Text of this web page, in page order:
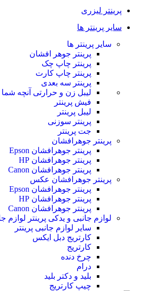
پرینتر لیزری
سایر پرینتر ها
سایر پرینتر ها
پرینتر جوهر افشان
پرینتر چاپ چک
پرینتر چاپ کارت
پرینتر سه بعدی
لیبل زن و حرارتی آنچه
فیش پرینتر
لیبل پرینتر
پرینتر سوزنی
جت پرینتر
پرینتر جوهرافشان
پرینتر جوهرافشان Epson
پرینتر جوهرافشان HP
پرینتر جوهرافشان Canon
پرینتر جوهرافشان عکس
پرینتر جوهرافشان Epson
پرینتر جوهرافشان HP
پرینتر جوهرافشان Canon
لوازم جانبی و یدکی پرینتر لوازم
سایر لوازم جانبی پرینتر
کارتریج دبل ایکس
کارتریج
چرخ دنده
درام
بلید و دکتر بلید
چیپ کارتریج